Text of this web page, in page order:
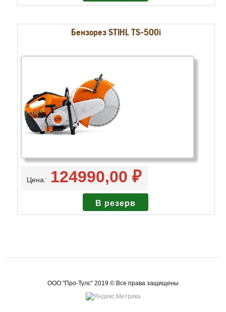
Бензорез STIHL TS-500i
Цена: 124990,00 ₽
ООО "Про-Тулс" 2019 © Все права защищены